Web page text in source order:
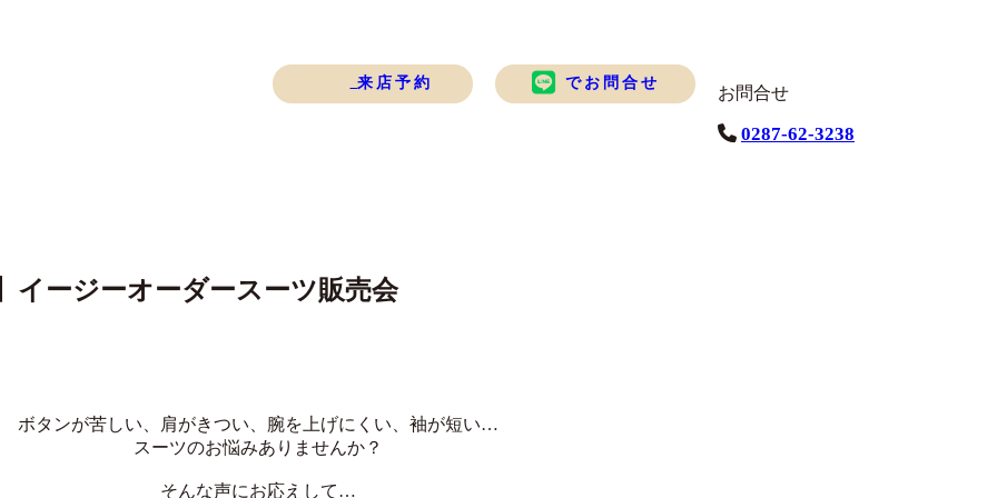
来店予約 でお問合せ
お問合せ
0287-62-3238
イージーオーダースーツ販売会
ボタンが苦しい、肩がきつい、腕を上げにくい、袖が短い…
スーツのお悩みありませんか？
そんな声にお応えして…